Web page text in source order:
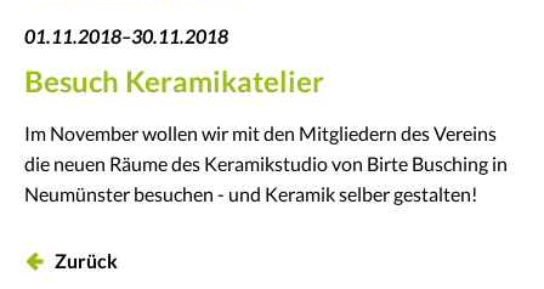
01.11.2018–30.11.2018
Besuch Keramikatelier
Im November wollen wir mit den Mitgliedern des Vereins
die neuen Räume des Keramikstudio von Birte Busching in
Neumünster besuchen - und Keramik selber gestalten!
Zurück